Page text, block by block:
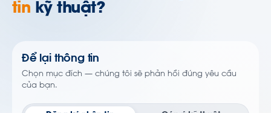
tin kỹ thuật?
Để lại thông tin
Chọn mục đích — chúng tôi sẽ phản hồi đúng yêu cầu
của bạn.